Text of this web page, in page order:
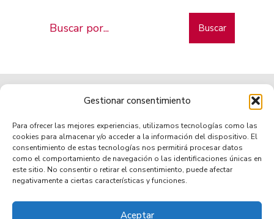
Gestionar consentimiento
Para ofrecer las mejores experiencias, utilizamos tecnologías como las
cookies para almacenar y/o acceder a la información del dispositivo. El
consentimiento de estas tecnologías nos permitirá procesar datos
como el comportamiento de navegación o las identificaciones únicas en
este sitio. No consentir o retirar el consentimiento, puede afectar
negativamente a ciertas características y funciones.
Aceptar
Buscar
Municipio de tradición
AVISO LEGAL